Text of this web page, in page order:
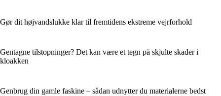
Gør dit højvandslukke klar til fremtidens ekstreme vejrforhold
Gentagne tilstopninger? Det kan være et tegn på skjulte skader i
kloakken
Genbrug din gamle faskine – sådan udnytter du materialerne bedst